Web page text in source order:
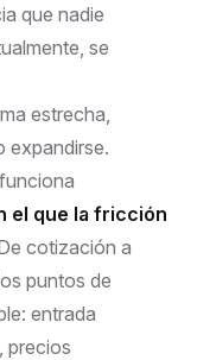
que nadie
se
estrecha,
expandirse.
el que la fricción
cotización a
puntos de
entrada
precios